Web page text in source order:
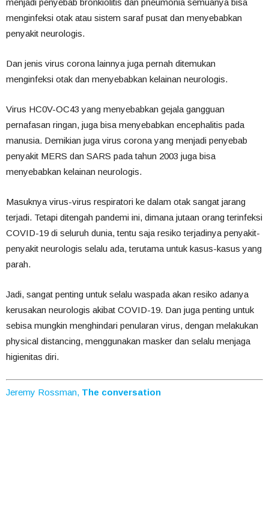
menginfeksi otak atau sistem saraf pusat dan menyebabkan
penyakit neurologis.
Dan jenis virus corona lainnya juga pernah ditemukan
menginfeksi otak dan menyebabkan kelainan neurologis.
Virus HC0V-OC43 yang menyebabkan gejala gangguan
pernafasan ringan, juga bisa menyebabkan encephalitis pada
manusia. Demikian juga virus corona yang menjadi penyebab
penyakit MERS dan SARS pada tahun 2003 juga bisa
menyebabkan kelainan neurologis.
Masuknya virus-virus respiratori ke dalam otak sangat jarang
terjadi. Tetapi ditengah pandemi ini, dimana jutaan orang terinfeksi
COVID-19 di seluruh dunia, tentu saja resiko terjadinya penyakit-
penyakit neurologis selalu ada, terutama untuk kasus-kasus yang
parah.
Jadi, sangat penting untuk selalu waspada akan resiko adanya
kerusakan neurologis akibat COVID-19. Dan juga penting untuk
sebisa mungkin menghindari penularan virus, dengan melakukan
physical distancing, menggunakan masker dan selalu menjaga
higienitas diri.
Jeremy Rossman, The conversation